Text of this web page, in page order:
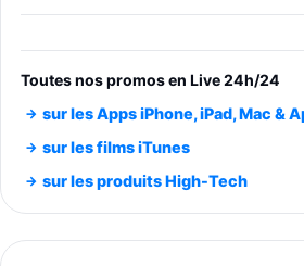
entraénement direct 3
trs/min) avec pre-ampli
Smartphone SAMSUNG
891,99€1199€Fnac (Vendeur
Smartphone SAMSUNG
Toutes nos promos en Live 24h/24
sur les Apps iPhone, iPad, Mac &
sur les films iTunes
sur les produits High-Tech